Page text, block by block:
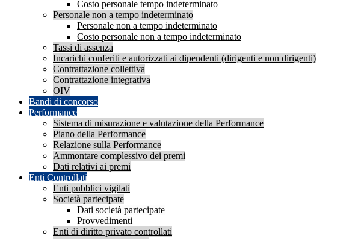
Costo personale tempo indeterminato
Personale non a tempo indeterminato
Personale non a tempo indeterminato
Costo personale non a tempo indeterminato
Tassi di assenza
Incarichi conferiti e autorizzati ai dipendenti (dirigenti e non dirigenti)
Contrattazione collettiva
Contrattazione integrativa
OIV
Bandi di concorso
Performance
Sistema di misurazione e valutazione della Performance
Piano della Performance
Relazione sulla Performance
Ammontare complessivo dei premi
Dati relativi ai premi
Enti Controllati
Enti pubblici vigilati
Società partecipate
Dati società partecipate
Provvedimenti
Enti di diritto privato controllati